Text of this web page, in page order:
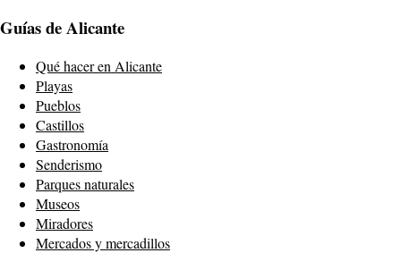
Guías de Alicante
Qué hacer en Alicante
Playas
Pueblos
Castillos
Gastronomía
Senderismo
Parques naturales
Museos
Miradores
Mercados y mercadillos